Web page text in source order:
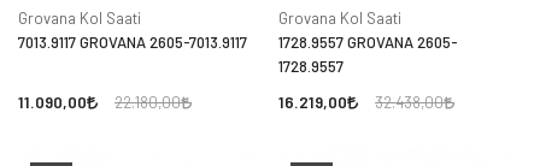
Grovana Kol Saati
7013.9117 GROVANA 2605-7013.9117
11.090,00 22.180,00
Grovana Kol Saati
1728.9557 GROVANA 2605-
1728.9557
16.219,00 32.438,00